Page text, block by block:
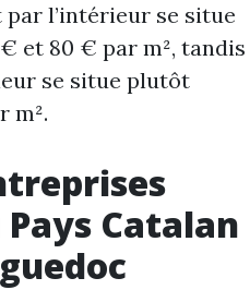
l’intérieur se situe
et 80 € par m², tandis
se situe plutôt
m².
Catalan